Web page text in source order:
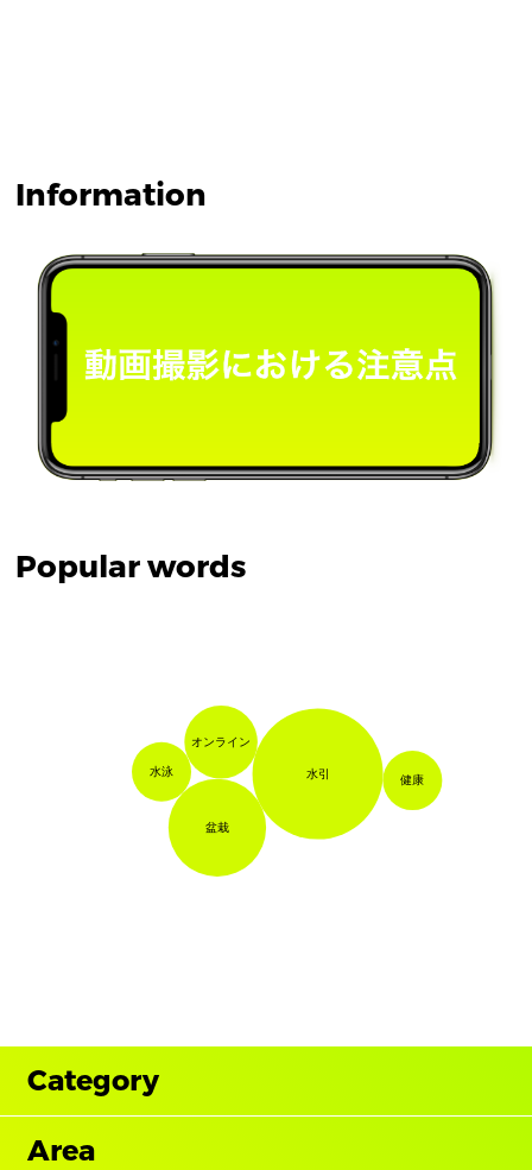
Information
Popular words
水泳
健康
オンライン
盆栽
水引
Category
Area